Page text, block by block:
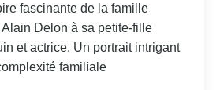
fascinante de la famille
Delon à sa petite-fille
et actrice. Un portrait intrigant
familiale